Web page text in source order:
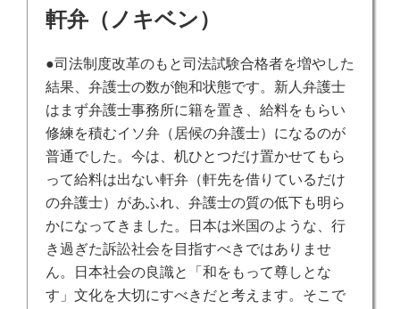
稿
日:
軒弁（ノキベン）
●司法制度改革のもと司法試験合格者を増やした
結果、弁護士の数が飽和状態です。新人弁護士
はまず弁護士事務所に籍を置き、給料をもらい
修練を積むイソ弁（居候の弁護士）になるのが
普通でした。今は、机ひとつだけ置かせてもら
って給料は出ない軒弁（軒先を借りているだけ
の弁護士）があふれ、弁護士の質の低下も明ら
かになってきました。日本は米国のような、行
き過ぎた訴訟社会を目指すべきではありませ
ん。日本社会の良識と「和をもって尊しとな
す」文化を大切にすべきだと考えます。そこで